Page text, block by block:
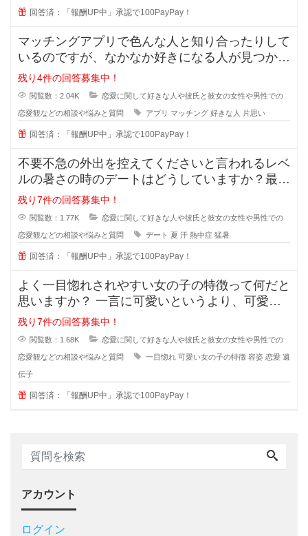
回答済：「報酬UP中」承認で100PayPay！
マッチングアプリで色んな人と知り合ったりして
いるのですが、なかなか好きになる人が見つかり
ません。 好きになる人って
残り4件の回答募集中！
閲覧数：2.04K 恋愛に関して好きな人や彼氏と彼女の女性や男性での
恋愛観などの相談や悩みと質問 アプリ マッチング 好きな人 片思い
回答済：「報酬UP中」承認で100PayPay！
不要不急の外出を控えてくださいと言われるレベ
ルの暑さの時のデートはどうしていますか？最近
の夏はとっても暑くて、一歩外に出
残り7件の回答募集中！
閲覧数：1.77K 恋愛に関して好きな人や彼氏と彼女の女性や男性での
恋愛観などの相談や悩みと質問 デート 夏 汗 熱中症 猛暑
回答済：「報酬UP中」承認で100PayPay！
よく一目惚れされやすい女の子の特徴って何だと
思いますか？ 一言に可愛いというより、可愛い
子なんていくらでもいるのに(綺麗
残り7件の回答募集中！
閲覧数：1.68K 恋愛に関して好きな人や彼氏と彼女の女性や男性での
恋愛観などの相談や悩みと質問 一目惚れ 可愛い女の子の特徴 容姿 恋愛 遺
伝子
回答済：「報酬UP中」承認で100PayPay！
アカウント
ログイン